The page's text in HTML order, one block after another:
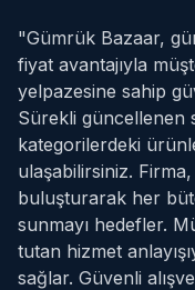
"Gümrük Bazaar,
fiyat avantajıyla
yelpazesine sahip
Sürekli güncellenen
kategorilerdeki
ulaşabilirsiniz.
buluşturarak her
sunmayı hedefler.
tutan hizmet
sağlar. Güvenli